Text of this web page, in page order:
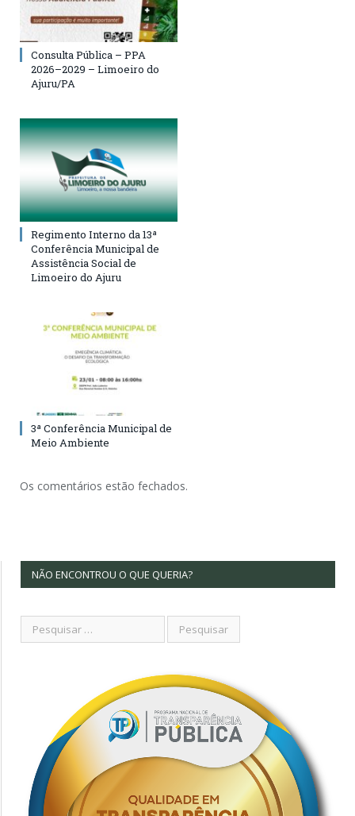
Consulta Pública – PPA
2026–2029 – Limoeiro do
Ajuru/PA
Regimento Interno da 13ª
Conferência Municipal de
Assistência Social de
Limoeiro do Ajuru
3ª Conferência Municipal de
Meio Ambiente
Os comentários estão fechados.
NÃO ENCONTROU O QUE QUERIA?